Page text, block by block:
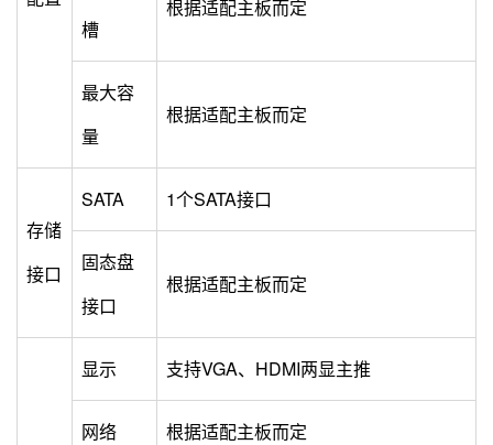
槽
根据适配主板而定
最大容
量
根据适配主板而定
存储
接口
SATA 1个SATA接口
固态盘
接口
根据适配主板而定
显示 支持VGA、HDMI两显主推
网络 根据适配主板而定